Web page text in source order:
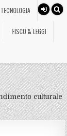
TECNOLOGIA
FISCO & LEGGI
culturale